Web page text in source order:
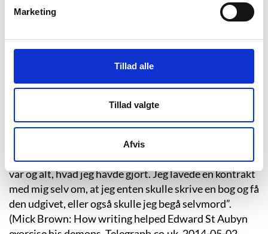
Marketing
Tillad alle
Tillad valgte
Afvis
frem til han var 15 år. Misbruget stod på i flere år, og
misbruget, greb hun ikke ind.
Da Edward St Aubyn flyttede hjemmefra som 16-årig,
begyndte et nyt kapitel i hans liv. I mere end ti år
levede han som narkoman. Det lykkedes ham dog at
lægge misbruget bag sig, da han begyndte i terapi og
siden hen begyndte at skrive om sit liv. Om
vendepunktet har han udtalt: ”På det tidspunkt i mit
liv følte jeg den totale skam i forhold til alt, hvad jeg
var og alt, hvad jeg havde gjort. Jeg lavede en kontrakt
med mig selv om, at jeg enten skulle skrive en bog og få
den udgivet, eller også skulle jeg begå selvmord”.
(Mick Brown: How writing helped Edward St Aubyn